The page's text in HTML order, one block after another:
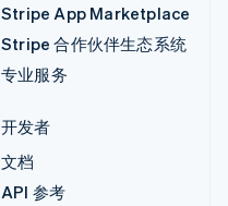
Stripe App Marketplace
Stripe 合作伙伴生态系统
专业服务
开发者
文档
API 参考